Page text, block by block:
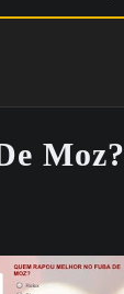
Moz?